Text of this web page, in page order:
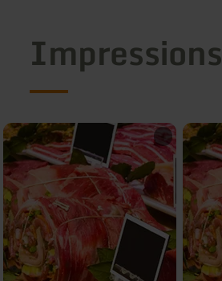
Impressions